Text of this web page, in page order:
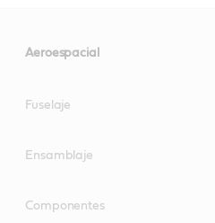
Aeroespacial
Fuselaje
Ensamblaje
Componentes